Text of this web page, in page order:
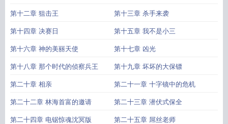
第十二章 狙击王 第十三章 杀手来袭
第十四章 决赛日 第十五章 我不是小三
第十六章 神的美丽天使 第十七章 凶光
第十八章 那个时代的侦察兵王 第十九章 坏坏的大保镖
第二十章 相亲 第二十一章 十字镜中的危机
第二十二章 林海首富的邀请 第二十三章 潜伏式保全
第二十四章 电锯惊魂沈冥版 第二十五章 屌丝老师